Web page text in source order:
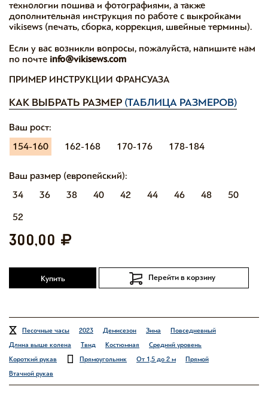
технологии пошива и фотографиями, а также
дополнительная инструкция по работе с выкройками
vikisews (печать, сборка, коррекция, швейные термины).
Если у вас возникли вопросы, пожалуйста, напишите нам
по почте info@vikisews.com
ПРИМЕР ИНСТРУКЦИИ ФРАНСУАЗА
КАК ВЫБРАТЬ РАЗМЕР (ТАБЛИЦА РАЗМЕРОВ)
Ваш рост:
154-160
162-168 170-176 178-184
Ваш размер (европейский):
34
36 38 40 42 44 46 48
50
52
300,00
Купить Перейти в корзину
Песочные часы 2023 Демисезон Зима
Повседневный
Длина выше колена
Твид Костюмная
Средний уровень
Короткий рукав
Прямоугольник От 1,5 до 2 м
Прямой
Втачной рукав